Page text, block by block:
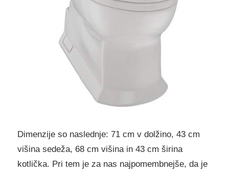
Dimenzije so naslednje: 71 cm v dolžino, 43 cm
višina sedeža, 68 cm višina in 43 cm širina
kotlička. Pri tem je za nas najpomembnejše, da je